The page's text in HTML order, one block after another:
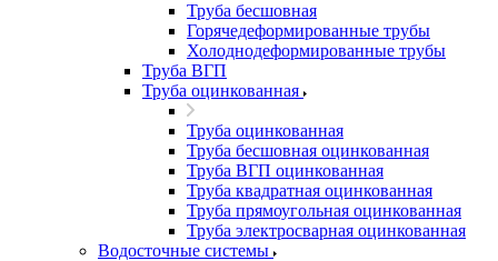
Труба бесшовная
Горячедеформированные трубы
Холоднодеформированные трубы
Труба ВГП
Труба оцинкованная
Труба оцинкованная
Труба бесшовная оцинкованная
Труба ВГП оцинкованная
Труба квадратная оцинкованная
Труба прямоугольная оцинкованная
Труба электросварная оцинкованная
Водосточные системы